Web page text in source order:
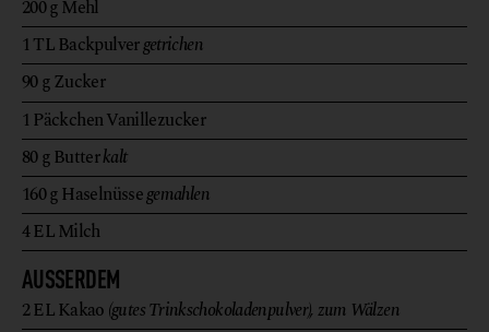
200gMehl
1 TL Backpulvergetrichen
90gZucker
1 PäckchenVanillezucker
80g Butterkalt
160gHaselnüssegemahlen
4ELMilch
AUSSERDEM
2ELKakao (gutes Trinkschokoladenpulver), zum Wälzen